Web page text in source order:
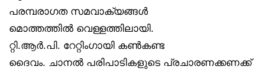
പരമ്പരാഗത സമവാക്യങ്ങൾ
മൊത്തത്തിൽ വെള്ളത്തിലായി.
റ്റി.ആർ.പി. റേറ്റിംഗായി കൺകണ്ട
ദൈവം. ചാനൽ പരിപാടികളുടെ പ്രചാരണക്കണക്ക്